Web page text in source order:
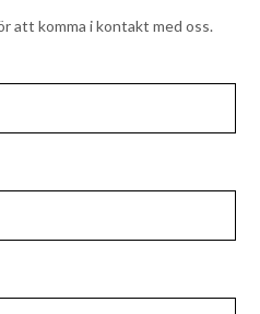
att komma i kontakt med oss.